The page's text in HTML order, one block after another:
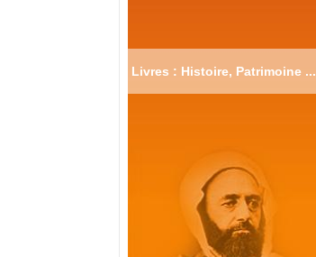
Livres : Histoire, Patrimoine ...